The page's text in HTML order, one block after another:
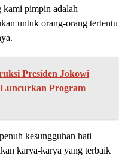
kami pimpin adalah
untuk orang-orang tertentu
Presiden Jokowi
Program
kesungguhan hati
karya-karya yang terbaik